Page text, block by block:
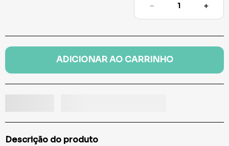
＋
－
ADICIONAR AO CARRINHO
Descrição do produto